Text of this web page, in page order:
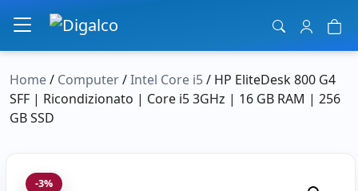
Navigazione principale
Home/ Computer/Intel Core i5/ HP EliteDesk 800 G4
SFF | Ricondizionato | Core i5 3GHz | 16 GB RAM | 256
GB SSD
-3%